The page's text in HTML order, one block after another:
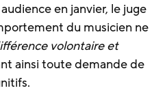
en janvier, le juge
du musicien ne
volontaire et
ainsi toute demande de